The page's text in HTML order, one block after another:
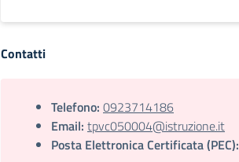
Contatti
Telefono: 0923714186
Email: tpvc050004@istruzione.it
Posta Elettronica Certificata (PEC):